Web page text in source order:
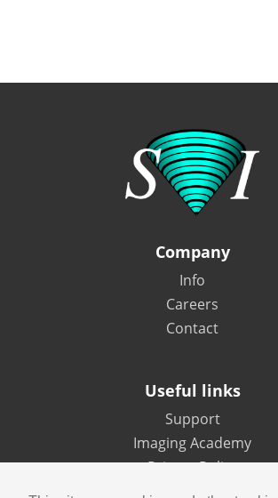
Company
Info
Careers
Contact
Useful links
Support
Imaging Academy
Privacy Policy